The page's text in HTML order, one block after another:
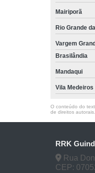
Mairiporã
Rio Grande
Vargem
Brasilândia
Mandaqui
Vila Medeiros
O conteúdo do
de direitos autorais
RRK
Rua
CEP: